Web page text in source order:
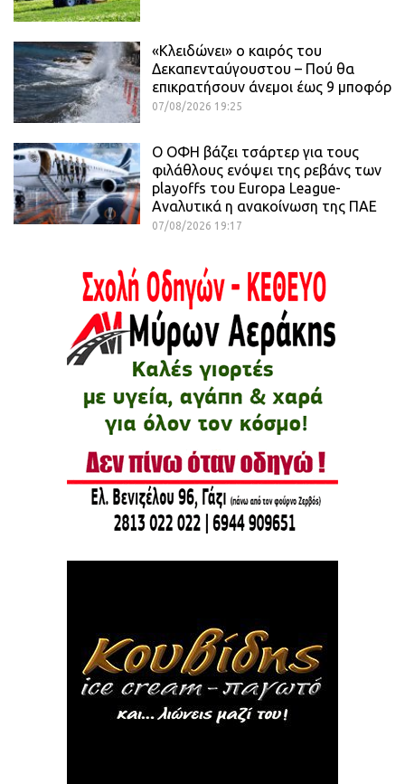
«Κλειδώνει» ο καιρός του
Δεκαπενταύγουστου – Πού θα
επικρατήσουν άνεμοι έως 9 μποφόρ
07/08/2026 19:25
Ο ΟΦΗ βάζει τσάρτερ για τους
φιλάθλους ενόψει της ρεβάνς των
playoffs του Europa League-
Αναλυτικά η ανακοίνωση της ΠΑΕ
07/08/2026 19:17